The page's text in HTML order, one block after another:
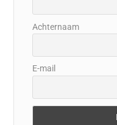
Achternaam
E-mail